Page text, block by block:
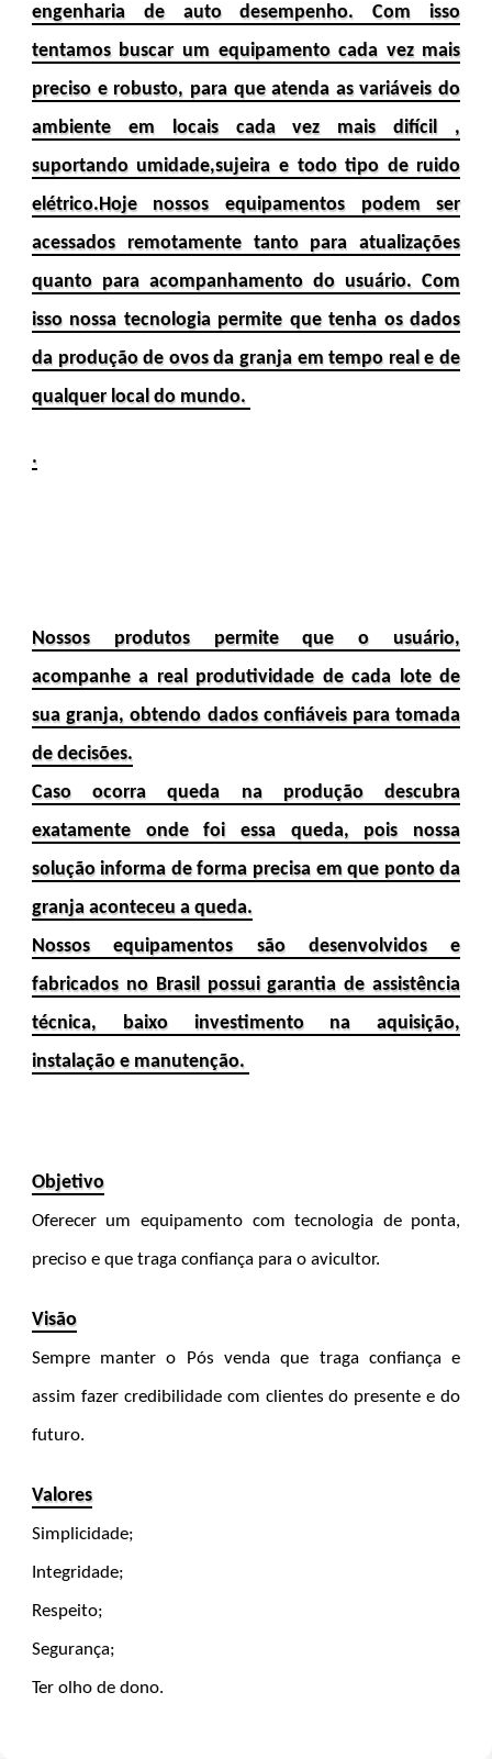
engenharia de auto desempenho. Com isso
tentamos buscar um equipamento cada vez mais
preciso e robusto, para que atenda as variáveis do
ambiente em locais cada vez mais difícil ,
suportando umidade,sujeira e todo tipo de ruido
elétrico.Hoje nossos equipamentos podem ser
acessados remotamente tanto para atualizações
quanto para acompanhamento do usuário. Com
isso nossa tecnologia permite que tenha os dados
da produção de ovos da granja em tempo real e de
qualquer local do mundo.
.
Nossos produtos permite que o usuário,
acompanhe a real produtividade de cada lote de
sua granja, obtendo dados confiáveis para tomada
de decisões.
Caso ocorra queda na produção descubra
exatamente onde foi essa queda, pois nossa
solução informa de forma precisa em que ponto da
granja aconteceu a queda.
Nossos equipamentos são desenvolvidos e
fabricados no Brasil possui garantia de assistência
técnica, baixo investimento na aquisição,
instalação e manutenção.
Objetivo
Oferecer um equipamento com tecnologia de ponta,
preciso e que traga confiança para o avicultor.
Visão
Sempre manter o Pós venda que traga confiança e
assim fazer credibilidade com clientes do presente e do
futuro.
Valores
Simplicidade;
Integridade;
Respeito;
Segurança;
Ter olho de dono.